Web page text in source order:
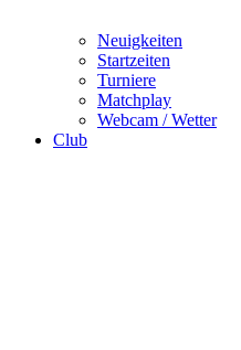
Neuigkeiten
Startzeiten
Turniere
Matchplay
Webcam / Wetter
Club